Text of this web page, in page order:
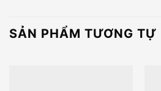
SẢN PHẨM TƯƠNG TỰ